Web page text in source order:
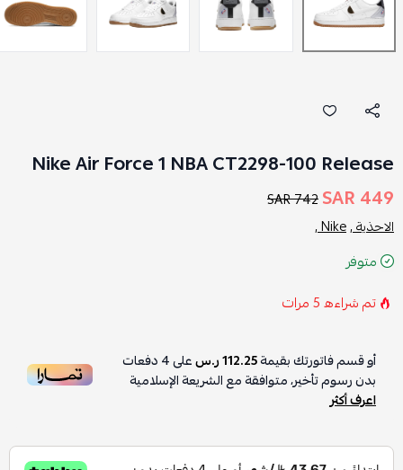
Nike Air Force 1 NBA CT2298-100 Release
449 SAR
742 SAR
الاحذية ,Nike ,
متوفر
تم شراءه5مرات
أو قسم فاتورتك بقيمة112.25 ر.س على4دفعات
بدون رسوم تأخير، متوافقة مع الشريعة الإسلامية
اعرف أكثر